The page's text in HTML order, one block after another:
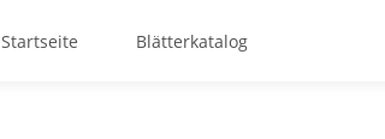
Startseite Blätterkatalog